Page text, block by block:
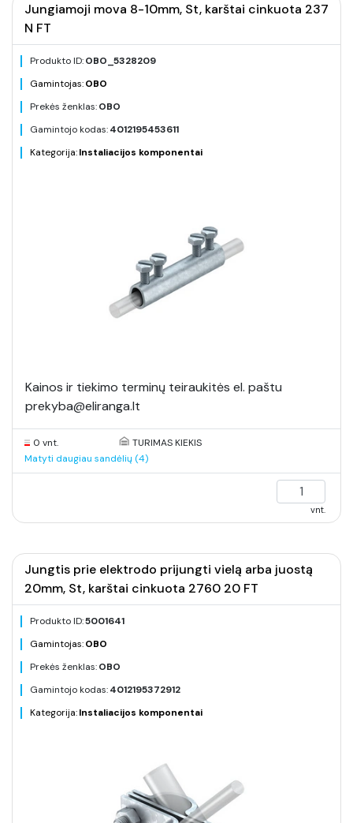
Jungiamoji mova 8-10mm, St, karštai cinkuota 237
N FT
Produkto ID:OBO_5328209
Gamintojas:OBO
Prekės ženklas:OBO
Gamintojo kodas:4012195453611
Kategorija:Instaliacijos komponentai
Kainos ir tiekimo terminų teiraukitės el. paštu
prekyba@eliranga.lt
0 vnt.
TURIMAS KIEKIS
Matyti daugiau sandėlių (4)
vnt.
Jungtis prie elektrodo prijungti vielą arba juostą
20mm, St, karštai cinkuota 2760 20 FT
Produkto ID:5001641
Gamintojas:OBO
Prekės ženklas:OBO
Gamintojo kodas:4012195372912
Kategorija:Instaliacijos komponentai